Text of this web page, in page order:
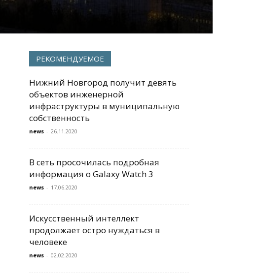
РЕКОМЕНДУЕМОЕ
Нижний Новгород получит девять
объектов инженерной
инфраструктуры в муниципальную
собственность
news - 26.11.2020
В сеть просочилась подробная
информация о Galaxy Watch 3
news - 17.06.2020
Искусственный интеллект
продолжает остро нуждаться в
человеке
news - 02.02.2020